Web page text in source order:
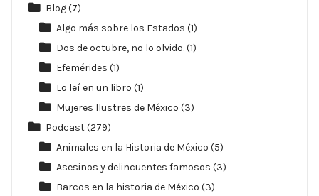
Blog(7)
Algo más sobre los Estados (1)
Dos de octubre, no lo olvido.(1)
Efemérides (1)
Lo leí en un libro (1)
Mujeres Ilustres de México (3)
Podcast(279)
Animales en la Historia de México (5)
Asesinos y delincuentes famosos (3)
Barcos en la historia de México (3)